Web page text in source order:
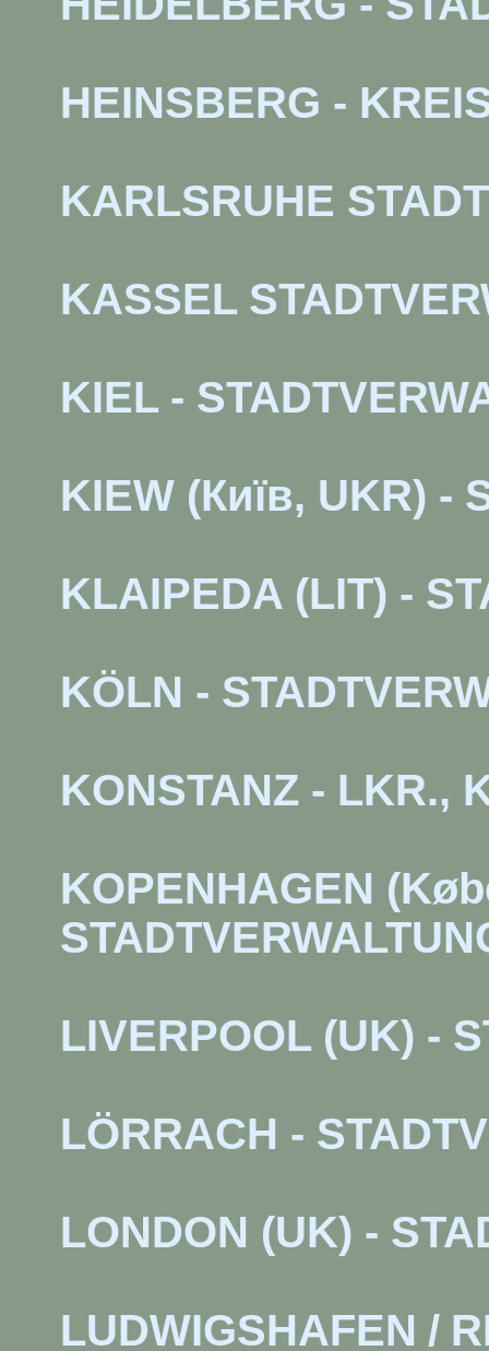
HEINSBERG -
KARLSRUHE
KASSEL
KIEL -
KIEW (Київ, UKR) -
KLAIPEDA (LIT) -
KÖLN -
KONSTANZ - LKR.,
KOPENHAGEN
LIVERPOOL (UK) -
LÖRRACH -
LONDON (UK) -
LUDWIGSHAFEN /